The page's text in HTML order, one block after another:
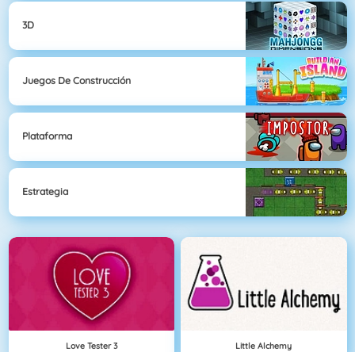
3D
Juegos De Construcción
Plataforma
Estrategia
Love Tester 3 Little Alchemy